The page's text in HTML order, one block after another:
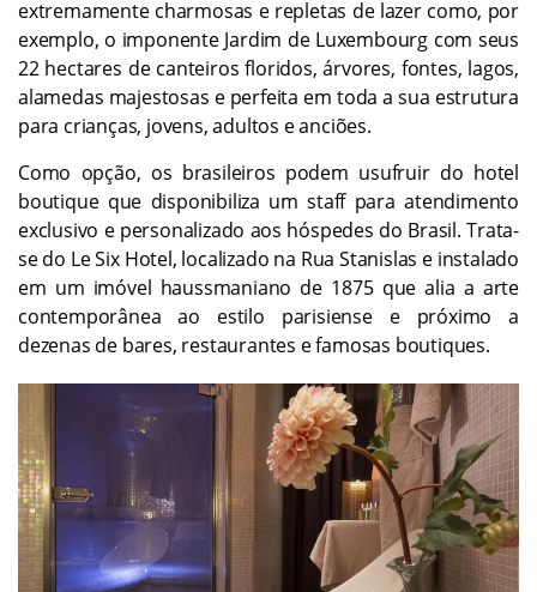
extremamente charmosas e repletas de lazer como, por
exemplo, o imponente Jardim de Luxembourg com seus
22 hectares de canteiros floridos, árvores, fontes, lagos,
alamedas majestosas e perfeita em toda a sua estrutura
para crianças, jovens, adultos e anciões.
Como opção, os brasileiros podem usufruir do hotel
boutique que disponibiliza um staff para atendimento
exclusivo e personalizado aos hóspedes do Brasil. Trata-
se do Le Six Hotel, localizado na Rua Stanislas e instalado
em um imóvel haussmaniano de 1875 que alia a arte
contemporânea ao estilo parisiense e próximo a
dezenas de bares, restaurantes e famosas boutiques.